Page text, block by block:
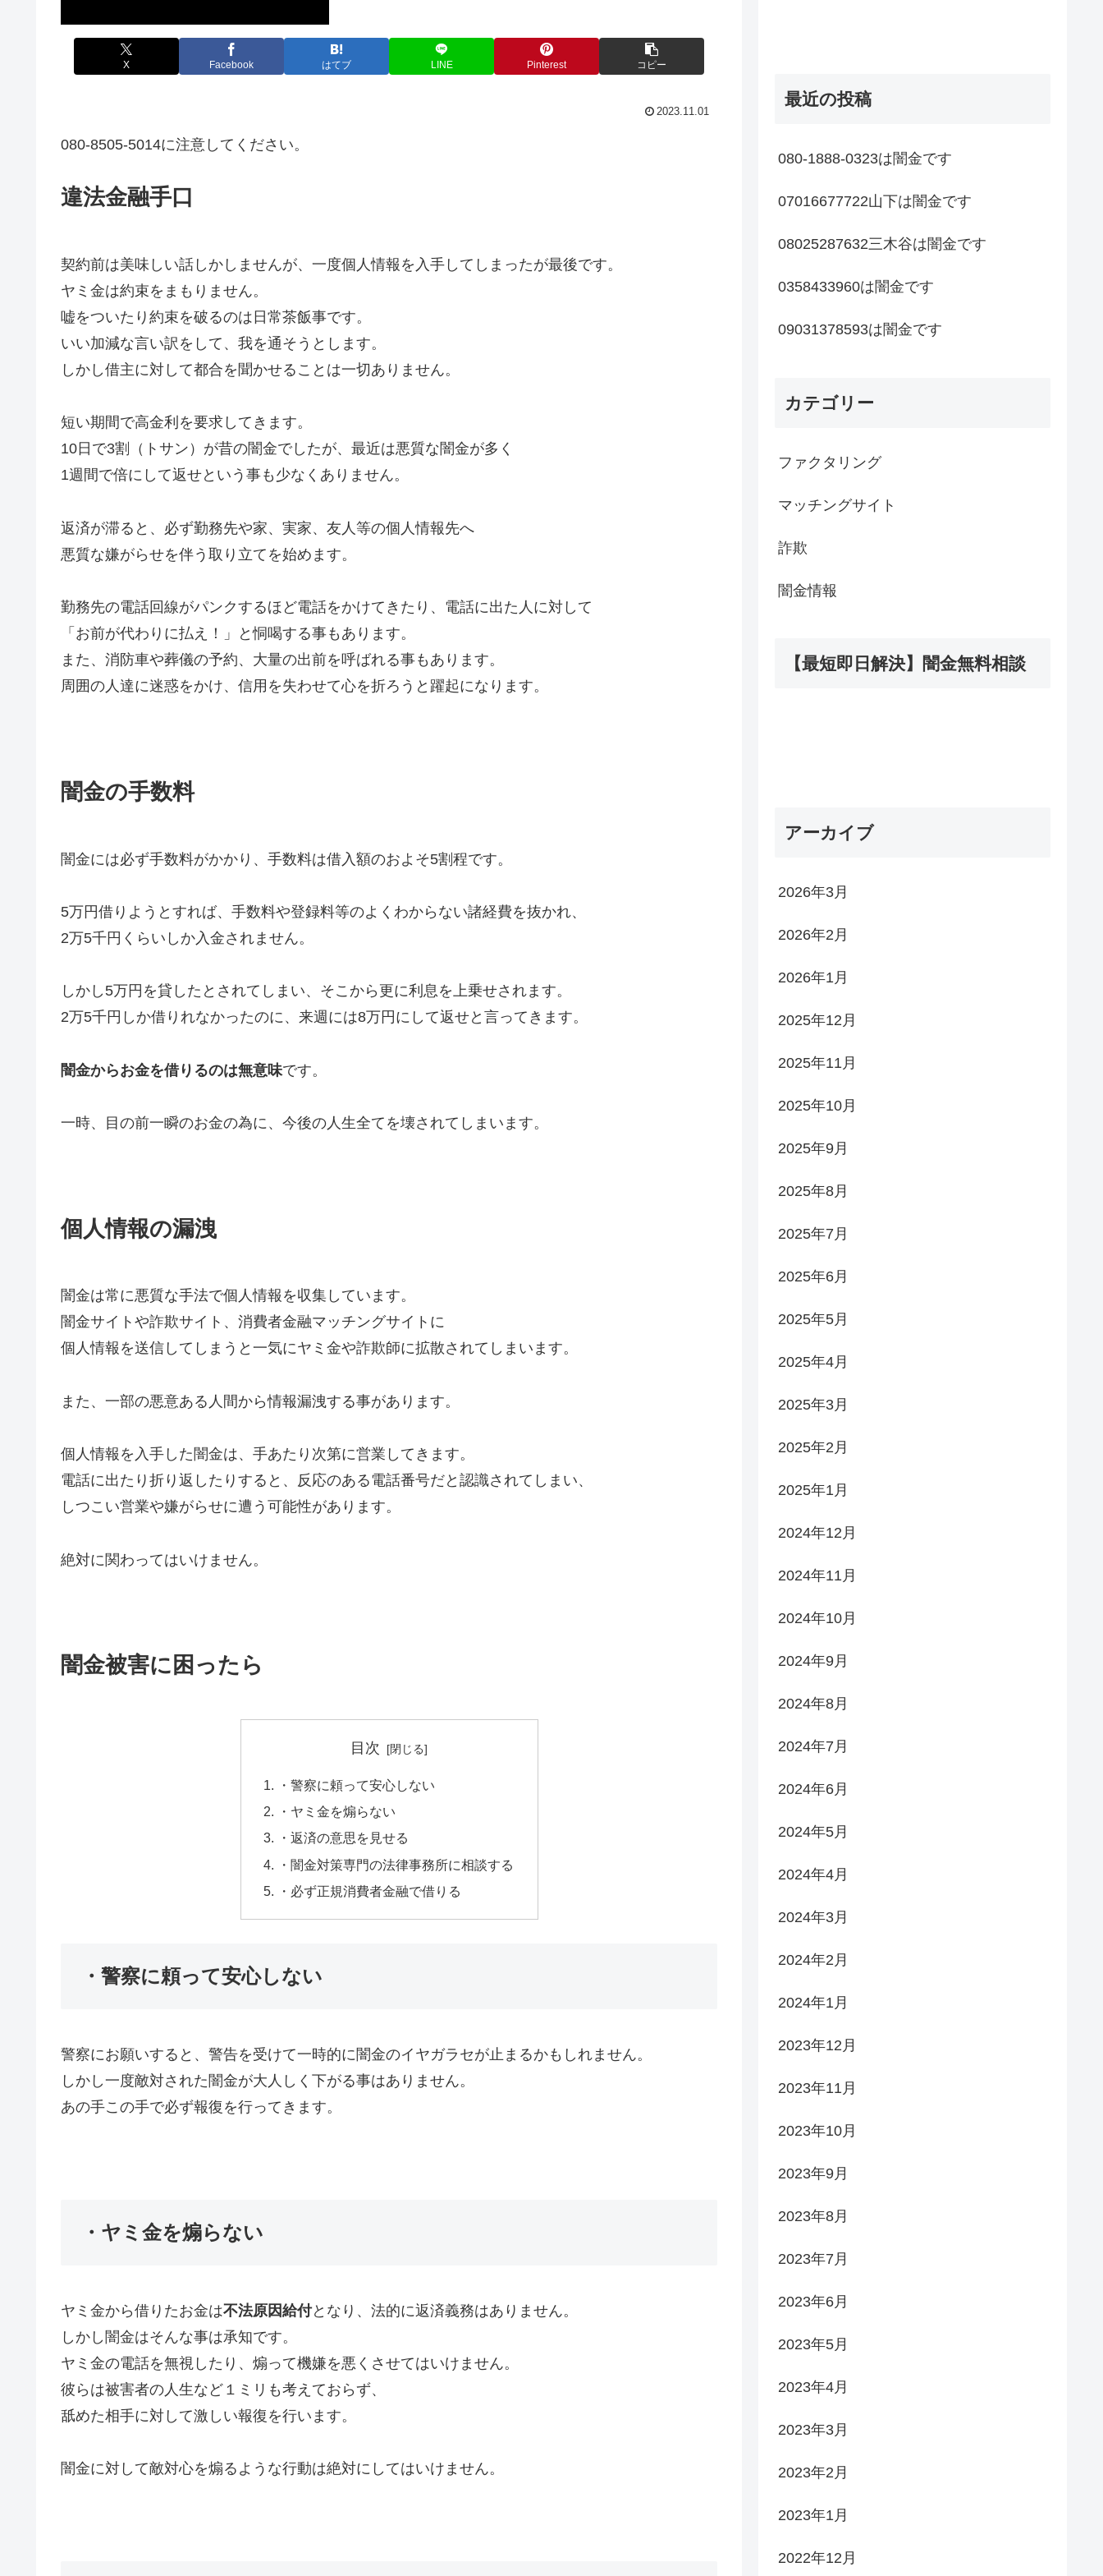
X Facebook はてブ LINE Pinterest コピー
2023.11.01
080-8505-5014に注意してください。
違法金融手口
契約前は美味しい話しかしませんが、一度個人情報を入手してしまったが最後です。
ヤミ金は約束をまもりません。
嘘をついたり約束を破るのは日常茶飯事です。
いい加減な言い訳をして、我を通そうとします。
しかし借主に対して都合を聞かせることは一切ありません。
短い期間で高金利を要求してきます。
10日で3割（トサン）が昔の闇金でしたが、最近は悪質な闇金が多く
1週間で倍にして返せという事も少なくありません。
返済が滞ると、必ず勤務先や家、実家、友人等の個人情報先へ
悪質な嫌がらせを伴う取り立てを始めます。
勤務先の電話回線がパンクするほど電話をかけてきたり、電話に出た人に対して
「お前が代わりに払え！」と恫喝する事もあります。
また、消防車や葬儀の予約、大量の出前を呼ばれる事もあります。
周囲の人達に迷惑をかけ、信用を失わせて心を折ろうと躍起になります。
闇金の手数料
闇金には必ず手数料がかかり、手数料は借入額のおよそ5割程です。
5万円借りようとすれば、手数料や登録料等のよくわからない諸経費を抜かれ、
2万5千円くらいしか入金されません。
しかし5万円を貸したとされてしまい、そこから更に利息を上乗せされます。
2万5千円しか借りれなかったのに、来週には8万円にして返せと言ってきます。
闇金からお金を借りるのは無意味です。
一時、目の前一瞬のお金の為に、今後の人生全てを壊されてしまいます。
個人情報の漏洩
闇金は常に悪質な手法で個人情報を収集しています。
闇金サイトや詐欺サイト、消費者金融マッチングサイトに
個人情報を送信してしまうと一気にヤミ金や詐欺師に拡散されてしまいます。
また、一部の悪意ある人間から情報漏洩する事があります。
個人情報を入手した闇金は、手あたり次第に営業してきます。
電話に出たり折り返したりすると、反応のある電話番号だと認識されてしまい、
しつこい営業や嫌がらせに遭う可能性があります。
絶対に関わってはいけません。
闇金被害に困ったら
目次
・警察に頼って安心しない
・ヤミ金を煽らない
・返済の意思を見せる
・闇金対策専門の法律事務所に相談する
・必ず正規消費者金融で借りる
・警察に頼って安心しない
警察にお願いすると、警告を受けて一時的に闇金のイヤガラセが止まるかもしれません。
しかし一度敵対された闇金が大人しく下がる事はありません。
あの手この手で必ず報復を行ってきます。
・ヤミ金を煽らない
ヤミ金から借りたお金は不法原因給付となり、法的に返済義務はありません。
しかし闇金はそんな事は承知です。
ヤミ金の電話を無視したり、煽って機嫌を悪くさせてはいけません。
彼らは被害者の人生など１ミリも考えておらず、
舐めた相手に対して激しい報復を行います。
闇金に対して敵対心を煽るような行動は絶対にしてはいけません。
最近の投稿
080-1888-0323は闇金です
07016677722山下は闇金です
08025287632三木谷は闇金です
0358433960は闇金です
09031378593は闇金です
カテゴリー
ファクタリング
マッチングサイト
詐欺
闇金情報
【最短即日解決】闇金無料相談
アーカイブ
2026年3月
2026年2月
2026年1月
2025年12月
2025年11月
2025年10月
2025年9月
2025年8月
2025年7月
2025年6月
2025年5月
2025年4月
2025年3月
2025年2月
2025年1月
2024年12月
2024年11月
2024年10月
2024年9月
2024年8月
2024年7月
2024年6月
2024年5月
2024年4月
2024年3月
2024年2月
2024年1月
2023年12月
2023年11月
2023年10月
2023年9月
2023年8月
2023年7月
2023年6月
2023年5月
2023年4月
2023年3月
2023年2月
2023年1月
2022年12月